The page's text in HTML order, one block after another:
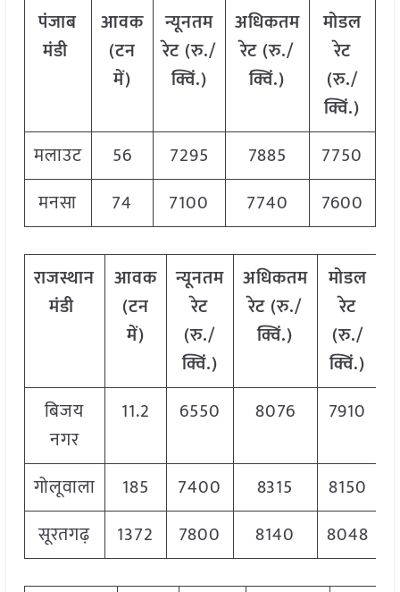
पंजाब
मंडी
आवक
(टन
में)
न्यूनतम
रेट (रु./
क्विं.)
अधिकतम
रेट (रु./
क्विं.)
मोडल
रेट
(रु./
क्विं.)
मलाउट
56 7295 7885
7750
मनसा
74 7100 7740 7600
राजस्थान
मंडी
आवक
(टन
में)
न्यूनतम
रेट
(रु./
क्विं.)
अधिकतम
रेट (रु./
क्विं.)
मोडल
रेट
(रु./
क्विं.)
बिजय
नगर
11.2 6550 8076 7910
गोलूवाला 185 7400 8315
8150
सूरतगढ़
1372 7800 8140 8048